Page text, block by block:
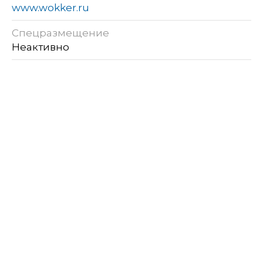
www.wokker.ru
Спецразмещение
Неактивно